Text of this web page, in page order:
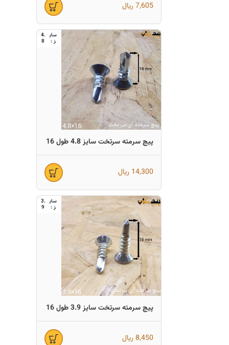
7,605 ریال
4.
8
پیچ سرمته سرتخت سایز 4.8 طول 16
14,300 ریال
3.
9
پیچ سرمته سرتخت سایز 3.9 طول 16
8,450 ریال